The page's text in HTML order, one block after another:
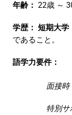
年齢： 22歳 ～
学歴： 短期大学
であること。
語学力要件：
面接時
特別サ